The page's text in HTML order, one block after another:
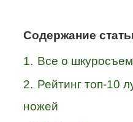
Содержание
1. Все о
2. Рейтинг топ-10
ножей